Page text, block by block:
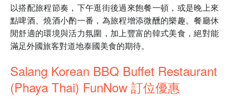
以搭配旅程節奏，下午逛街後過來飽餐一頓，或是晚上來
點啤酒、燒酒小酌一番，為旅程增添微醺的樂趣。餐廳休
閒舒適的環境與活力氛圍，加上豐富的韓式美食，絕對能
滿足外國旅客對道地泰國美食的期待。
Salang Korean BBQ Buffet Restaurant
(Phaya Thai) FunNow 訂位優惠